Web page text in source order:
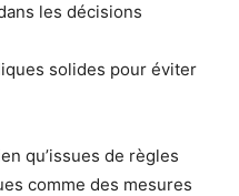
les décisions
solides pour éviter
qu’issues de règles
comme des mesures